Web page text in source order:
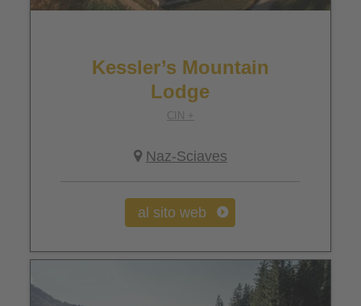
Kessler’s Mountain
Lodge
CIN +
Naz-Sciaves
al sito web